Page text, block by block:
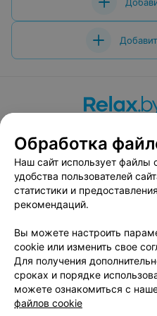
Вакансии
Публичный
Публичный договор по
Связаться по
Написать
Персональные
Обработка
Обработка
Наш сайт использует файлы
удобства пользователей
статистики и
рекомендаций.
Вы можете настроить
cookie или изменить свое
Для получения
сроках и порядке
можете ознакомиться с
файлов cookie